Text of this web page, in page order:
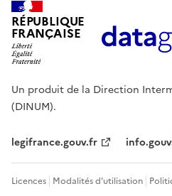
RÉPUBLIQUE
FRANÇAISE
Un produit de la Direction
(DINUM).
legifrance.gouv.fr
Licences Modalités d'utilisation